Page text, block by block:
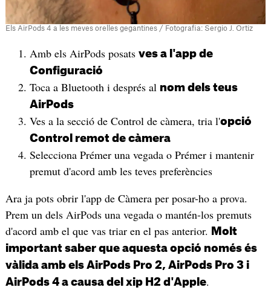
Els AirPods 4 a les meves orelles gegantines / Fotografia: Sergio J. Ortiz
Amb els AirPods posats ves a l'app de
Configuració
Toca a Bluetooth i després al nom dels teus
AirPods
Ves a la secció de Control de càmera, tria l'opció
Control remot de càmera
Selecciona Prémer una vegada o Prémer i mantenir
premut d'acord amb les teves preferències
Ara ja pots obrir l'app de Càmera per posar-ho a prova.
Prem un dels AirPods una vegada o mantén-los premuts
d'acord amb el que vas triar en el pas anterior.
Molt
important saber que aquesta opció només és
vàlida amb els AirPods Pro 2, AirPods Pro 3 i
AirPods 4 a causa del xip H2 d'Apple.